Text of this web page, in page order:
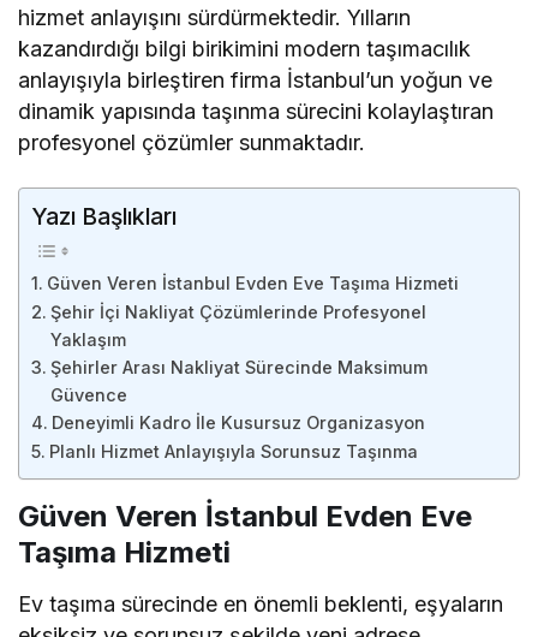
hizmet anlayışını sürdürmektedir. Yılların
kazandırdığı bilgi birikimini modern taşımacılık
anlayışıyla birleştiren firma İstanbul’un yoğun ve
dinamik yapısında taşınma sürecini kolaylaştıran
profesyonel çözümler sunmaktadır.
Yazı Başlıkları
Güven Veren İstanbul Evden Eve Taşıma Hizmeti
Şehir İçi Nakliyat Çözümlerinde Profesyonel
Yaklaşım
Şehirler Arası Nakliyat Sürecinde Maksimum
Güvence
Deneyimli Kadro İle Kusursuz Organizasyon
Planlı Hizmet Anlayışıyla Sorunsuz Taşınma
Güven Veren İstanbul Evden Eve
Taşıma Hizmeti
Ev taşıma sürecinde en önemli beklenti, eşyaların